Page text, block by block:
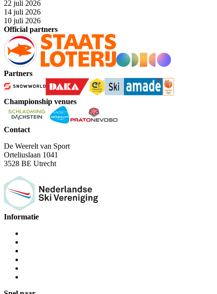
22 juli 2026
14 juli 2026
10 juli 2026
Official partners
Partners
Championship venues
Contact
De Weerelt van Sport
Orteliuslaan 1041
3528 BE Utrecht
Informatie